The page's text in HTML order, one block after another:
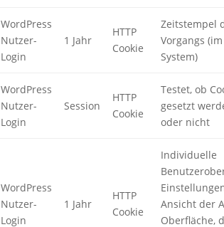
WordPress
Nutzer-
Login
1 Jahr
HTTP
Cookie
Zeitstempel
Vorgangs
System)
WordPress
Nutzer-
Login
Session
HTTP
Cookie
Testet, ob
gesetzt
oder nicht
WordPress
Nutzer-
Login
1 Jahr
HTTP
Cookie
Individuelle
Ansicht der
Oberfläche,